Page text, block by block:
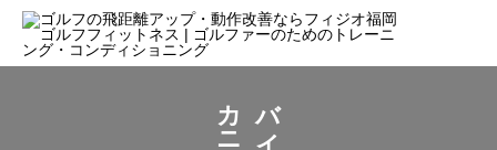
バ
イ
カ
ニ